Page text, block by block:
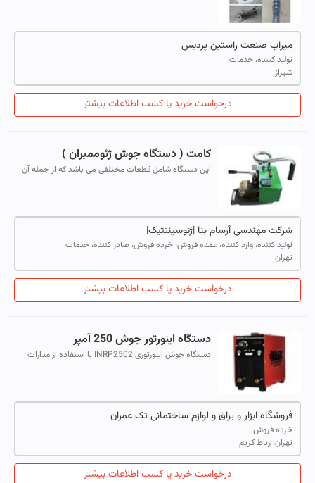
میراب صنعت راستین پردیس
تولید کننده، خدمات
شیراز
درخواست خرید یا کسب اطلاعات بیشتر
کامت ( دستگاه جوش ژئوممبران )
این دستگاه شامل قطعات مختلفی می باشد که از جمله آن
شرکت مهندسی آرسام بنا |ژئوسینتتیک|
تولید کننده، وارد کننده، عمده فروش، خرده فروش، صادر کننده، خدمات
تهران
درخواست خرید یا کسب اطلاعات بیشتر
دستگاه اینورتور جوش 250 آمپر
دستگاه جوش اینورتوری INRP2502 با استفاده از مدارات
فروشگاه ابزار و یراق و لوازم ساختمانی تک عمران
خرده فروش
تهران، رباط کریم
درخواست خرید یا کسب اطلاعات بیشتر